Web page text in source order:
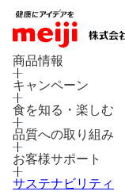
商品情報
キャンペーン
食を知る・楽しむ
品質への取り組み
お客様サポート
サステナビリティ